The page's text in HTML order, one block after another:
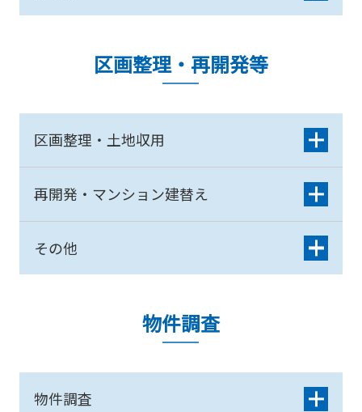
区画整理・再開発等
区画整理・土地収用
再開発・マンション建替え
その他
物件調査
物件調査